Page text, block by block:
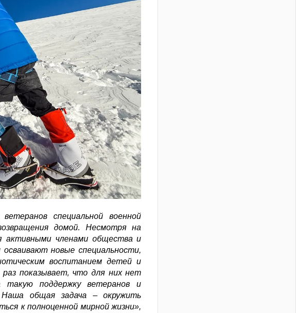
специальной военной
домой. Несмотря на
активными членами общества и
новые специальности,
воспитанием детей и
показывает, что для них нет
такую поддержку ветеранов и
Наша общая задача – окружить
к полноценной мирной жизни»,